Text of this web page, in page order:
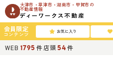
大津市・草津市・湖南市・甲賀市の
不動産情報
会員限定
コンテンツ お気に入り
WEB 1795 件店頭54 件